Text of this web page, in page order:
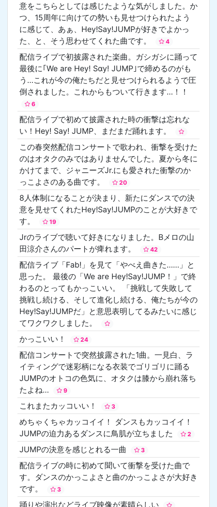
意をこちらとしては感じたような気がしました。か
つ、15周年に向けての勢いも見せつけられたよう
に感じて、あぁ、Hey!Say!JUMPが好きでよかっ
た、と、そう思わせてくれた曲です。
4
配信ライブで初披露された楽曲。ガシガシに踊って
最後に｢We are Hey! Sɑy! JUMP｣で締めるのがも
う…これが今の俺たちだと見せつけられるようで圧
倒されました。これからもついて行きます…！！
6
配信ライブで初めて披露された時の衝撃は忘れな
い！Hey! Say! JUMP、まだまだ踊れます。
この春突然配信コンサートで歌われ、衝撃を受けた
のはオタクのみではありませんでした。夏から冬に
かけてまで、ジャニーズJr.にも愛された衝撃のか
っこよさのある曲です。
20
8人体制になることが決まり、新たにダンスでの決
意を見せてくれたHey!Say!JUMPのことが大好きで
す。
19
Jrのライブで聴いて好きになりました。Bメロの山
田涼介さんのパートが痺れます。
42
配信ライブ「Fab!」を見て「やべえ曲きた……」と
思った。 最後の「We are Hey!Say!JUMP！」で終
わるのとってもかっこいい。 「挑戦して失敗して
挑戦し続ける、そして進化し続ける、俺たちが今の
Hey!Say!JUMPだ」と意思表明してるみたいに感じ
てワクワクしました。
かっこいい！
24
配信コンサートで突然披露された1曲。一見白、ラ
イティングで迷彩柄になる衣装でゴリゴリに踊る
JUMPのオトコの色気に、オタクは膝から崩れ落ち
たよね…
9
これまたカッコいい！ 3
めちゃくちゃカッコイイ！ ダンスもカッコイイ！
JUMPの迫力あるダンスに鳥肌が立ちました
2
JUMPの決意を感じとれる一曲 3
配信ライブの時に初めて聞いて衝撃を受けた曲で
す。ダンスのかっこよさと曲のかっこよさが大好き
です。
3
踊りや演出などライブ映像が素晴らしい